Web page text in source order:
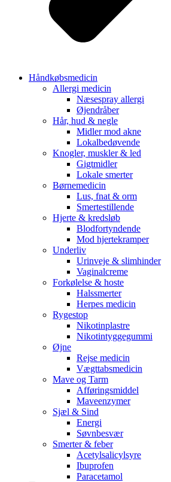
Håndkøbsmedicin
Allergi medicin
Næsespray allergi
Øjendråber
Hår, hud & negle
Midler mod akne
Lokalbedøvende
Knogler, muskler & led
Gigtmidler
Lokale smerter
Børnemedicin
Lus, fnat & orm
Smertestillende
Hjerte & kredsløb
Blodfortyndende
Mod hjertekramper
Underliv
Urinveje & slimhinder
Vaginalcreme
Forkølelse & hoste
Halssmerter
Herpes medicin
Rygestop
Nikotinplastre
Nikotintyggegummi
Øjne
Rejse medicin
Vægttabsmedicin
Mave og Tarm
Afføringsmiddel
Maveenzymer
Sjæl & Sind
Energi
Søvnbesvær
Smerter & feber
Acetylsalicylsyre
Ibuprofen
Paracetamol